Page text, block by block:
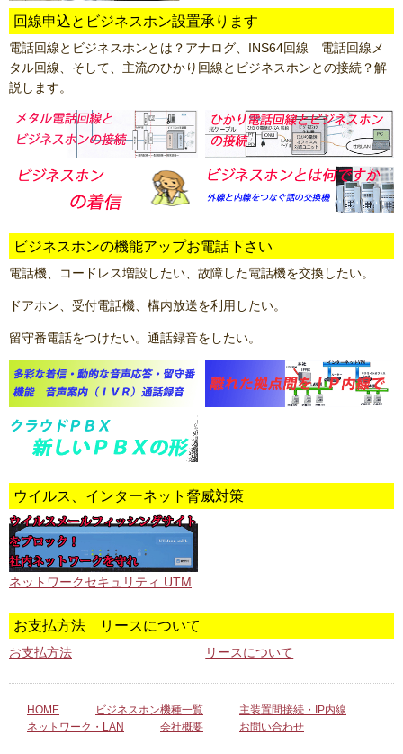
回線申込とビジネスホン設置承ります
電話回線とビジネスホンとは？アナログ、INS64回線 電話回線メ
タル回線、そして、主流のひかり回線とビジネスホンとの接続？解
説します。
ビジネスホンの機能アップお電話下さい
電話機、コードレス増設したい、故障した電話機を交換したい。
ドアホン、受付電話機、構内放送を利用したい。
留守番電話をつけたい。通話録音をしたい。
ウイルス、インターネット脅威対策
ネットワークセキュリティ UTM
お支払方法 リースについて
お支払方法 リースについて
HOME ビジネスホン機種一覧
主装置間接続・IP内線
ネットワーク・LAN
会社概要 お問い合わせ